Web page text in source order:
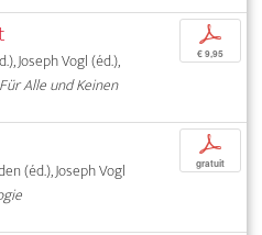
Joseph Vogl (éd.),
Für Alle und Keinen
p
€ 9,95
(éd.), Joseph Vogl
p
gratuit